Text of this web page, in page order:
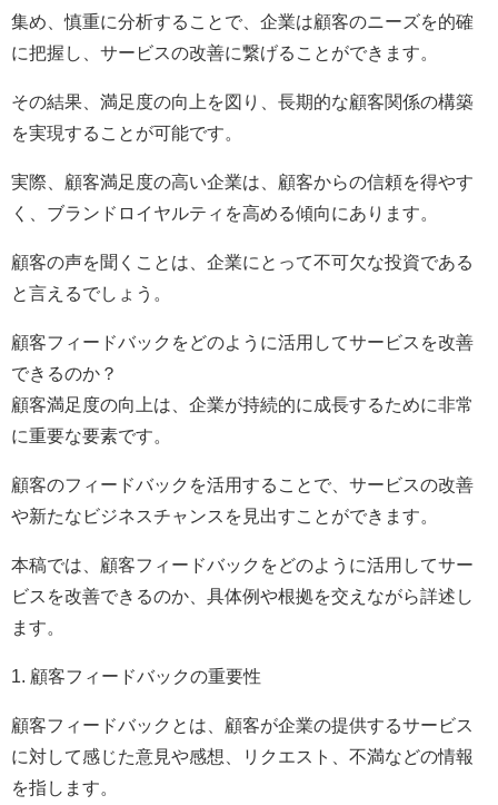
集め、慎重に分析することで、企業は顧客のニーズを的確
に把握し、サービスの改善に繋げることができます。
その結果、満足度の向上を図り、長期的な顧客関係の構築
を実現することが可能です。
実際、顧客満足度の高い企業は、顧客からの信頼を得やす
く、ブランドロイヤルティを高める傾向にあります。
顧客の声を聞くことは、企業にとって不可欠な投資である
と言えるでしょう。
顧客フィードバックをどのように活用してサービスを改善
できるのか？
顧客満足度の向上は、企業が持続的に成長するために非常
に重要な要素です。
顧客のフィードバックを活用することで、サービスの改善
や新たなビジネスチャンスを見出すことができます。
本稿では、顧客フィードバックをどのように活用してサー
ビスを改善できるのか、具体例や根拠を交えながら詳述し
ます。
1. 顧客フィードバックの重要性
顧客フィードバックとは、顧客が企業の提供するサービス
に対して感じた意見や感想、リクエスト、不満などの情報
を指します。